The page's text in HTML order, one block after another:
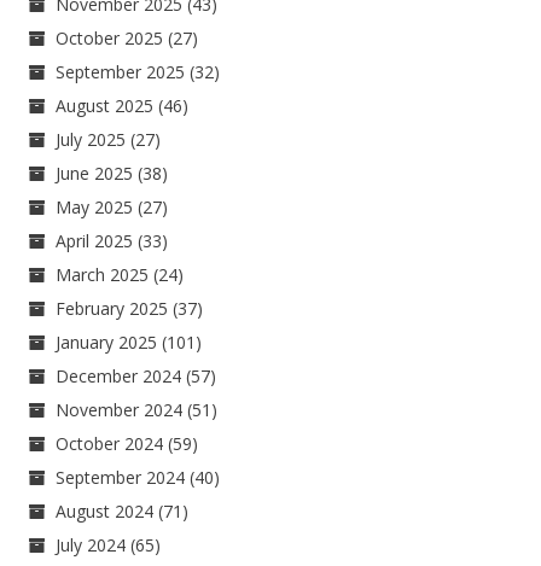
October 2025 (27)
September 2025 (32)
August 2025 (46)
July 2025 (27)
June 2025 (38)
May 2025 (27)
April 2025 (33)
March 2025 (24)
February 2025 (37)
January 2025 (101)
December 2024 (57)
November 2024 (51)
October 2024 (59)
September 2024 (40)
August 2024 (71)
July 2024 (65)